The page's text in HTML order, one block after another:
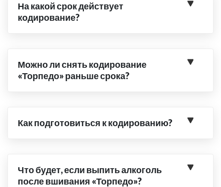
На какой срок действует
кодирование?
Можно ли снять кодирование
«Торпедо» раньше срока?
Как подготовиться к кодированию?
Что будет, если выпить алкоголь
после вшивания «Торпедо»?